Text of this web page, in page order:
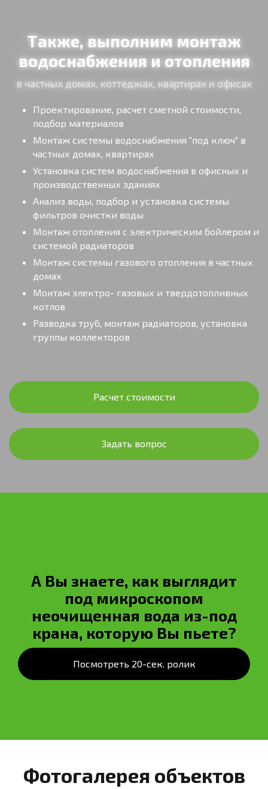
Также, выполним монтаж
водоснабжения и отопления
в частных домах, коттеджах, квартирах и офисах
Проектирование, расчет сметной стоимости,
подбор материалов
Монтаж системы водоснабжения "под ключ" в
частных домах, квартирах
Установка систем водоснабжения в офисных и
производственных зданиях
Анализ воды, подбор и установка системы
фильтров очистки воды
Монтаж отопления с электрическим бойлером и
системой радиаторов
Монтаж системы газового отопления в частных
домах
Монтаж электро- газовых и твердотопливных
котлов
Разводка труб, монтаж радиаторов, установка
группы коллекторов
Расчет стоимости
Задать вопрос
А Вы знаете, как выглядит
под микроскопом
неочищенная вода из-под
крана, которую Вы пьете?
Посмотреть 20-сек. ролик
Фотогалерея объектов